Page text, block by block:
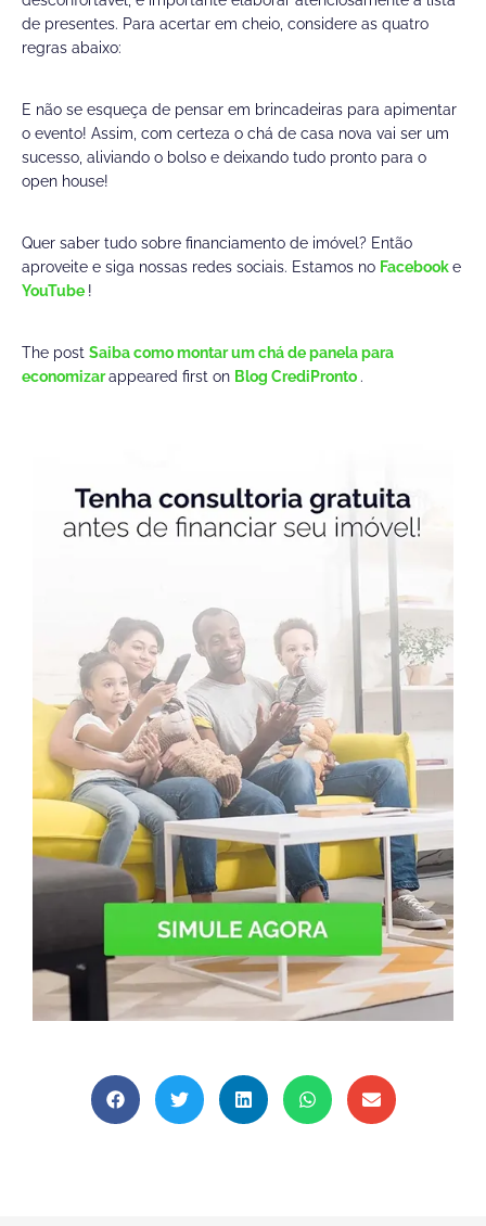
de presentes. Para acertar em cheio, considere as quatro
regras abaixo:
E não se esqueça de pensar em brincadeiras para apimentar
o evento! Assim, com certeza o chá de casa nova vai ser um
sucesso, aliviando o bolso e deixando tudo pronto para o
open house!
Quer saber tudo sobre financiamento de imóvel? Então
aproveite e siga nossas redes sociais. Estamos no Facebooke
YouTube !
The post Saiba como montar um chá de panela para
economizarappeared first on Blog CrediPronto .